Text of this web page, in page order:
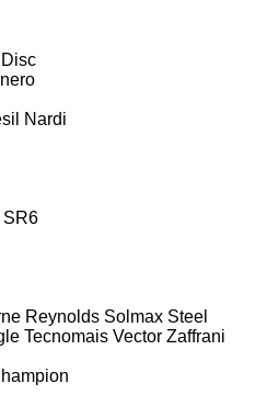
Nardi
SR6
Reynolds Solmax Steel
Tecnomais Vector Zaffrani